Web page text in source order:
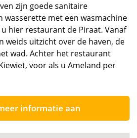
zijn goede sanitaire
wasserette met een wasmachine
hier restaurant de Piraat. Vanaf
weids uitzicht over de haven, de
wad. Achter het restaurant
voor als u Ameland per
informatie aan